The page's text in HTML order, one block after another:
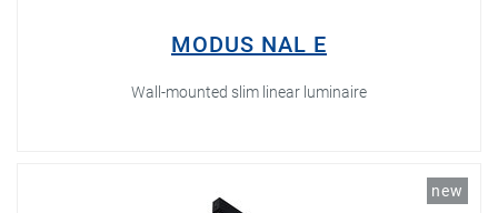
MODUS NAL E
Wall-mounted slim linear luminaire
new